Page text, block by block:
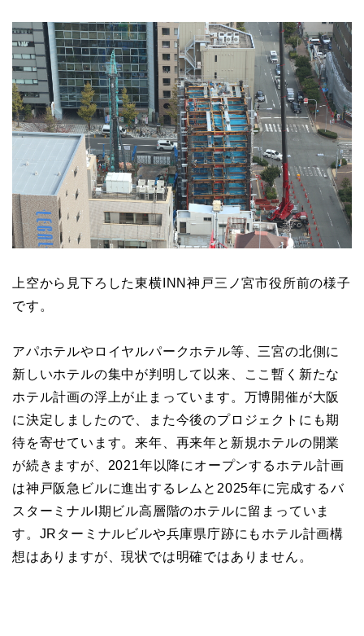
上空から見下ろした東横INN神戸三ノ宮市役所前の様子
です。
アパホテルやロイヤルパークホテル等、三宮の北側に
新しいホテルの集中が判明して以来、ここ暫く新たな
ホテル計画の浮上が止まっています。万博開催が大阪
に決定しましたので、また今後のプロジェクトにも期
待を寄せています。来年、再来年と新規ホテルの開業
が続きますが、2021年以降にオープンするホテル計画
は神戸阪急ビルに進出するレムと2025年に完成するバ
スターミナルI期ビル高層階のホテルに留まっていま
す。JRターミナルビルや兵庫県庁跡にもホテル計画構
想はありますが、現状では明確ではありません。